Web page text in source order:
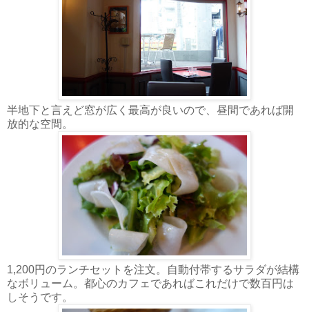
半地下と言えど窓が広く最高が良いので、昼間であれば開
放的な空間。
1,200円のランチセットを注文。自動付帯するサラダが結構
なボリューム。都心のカフェであればこれだけで数百円は
しそうです。